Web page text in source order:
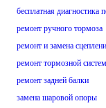
бесплатная диагностика
ремонт ручного тормоза
ремонт и замена
ремонт тормозной
ремонт задней балки
замена шаровой опоры